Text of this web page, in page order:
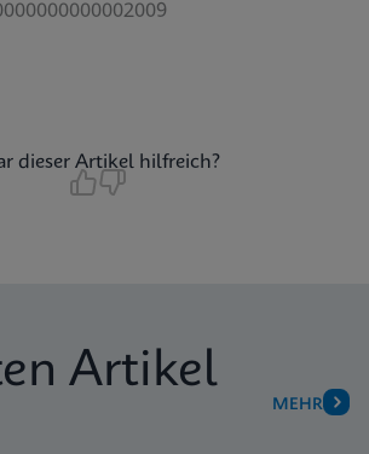
dieser Artikel hilfreich?
Artikel
MEHR